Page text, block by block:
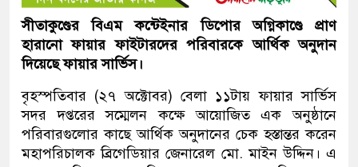
সীতাকুণ্ডের বিএম কন্টেইনার ডিপোর অগ্নিকাণ্ডে প্রাণ
হারানো ফায়ার ফাইটারদের পরিবারকে আর্থিক অনুদান
দিয়েছে ফায়ার সার্ভিস।
বৃহস্পতিবার (২৭ অক্টোবর) বেলা ১১টায় ফায়ার সার্ভিস
সদর দপ্তরের সম্মেলন কক্ষে আয়োজিত এক অনুষ্ঠানে
পরিবারগুলোর কাছে আর্থিক অনুদানের চেক হস্তান্তর করেন
মহাপরিচালক ব্রিগেডিয়ার জেনারেল মো. মাইন উদ্দিন। এ